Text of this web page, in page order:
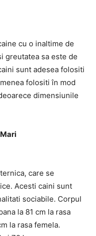
cu o inaltime de
greutatea sa este de
sunt adesea folositi
folositi în mod
dimensiunile
care se
Acesti caini sunt
sociabile. Corpul
la 81 cm la rasa
la rasa femela.